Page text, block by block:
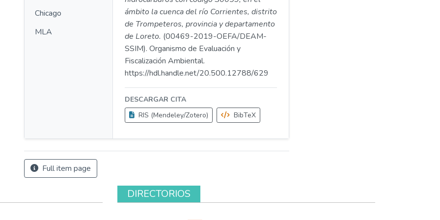
Chicago
MLA
ámbito la cuenca del río Corrientes, distrito
de Trompeteros, provincia y departamento
de Loreto. (00469-2019-OEFA/DEAM-
SSIM). Organismo de Evaluación y
Fiscalización Ambiental.
https://hdl.handle.net/20.500.12788/629
DESCARGAR CITA
RIS (Mendeley/Zotero)
BibTeX
Full item page
DIRECTORIOS